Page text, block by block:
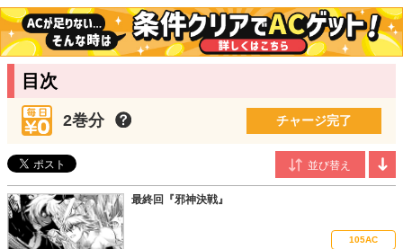
「あやかしよりまし」で商業デビュー。
「アテナ様は処女神」で雑誌デビューを果たしたのち、
ガールズ＆パンツァーのコミカライズ「戦車道ノススメ」（メデ
ィアファクトリー刊、全5巻）
（飛鳥新社刊）
コミカライズ版「お人好し職人のぶらり異世界旅」（アルファポ
リス刊、全6巻）を発行。
石川県出身。2015年よりアルファポリスにて「電気工が異世界に
行ったら」の連載を開始。その後改題を経て、「お人好し職人の
ぶらり異世界旅」で2018年出版デビュー。眠気や肥満と戦う企業
目次
2巻分 チャージ完了
最終回『邪神決戦』
105AC